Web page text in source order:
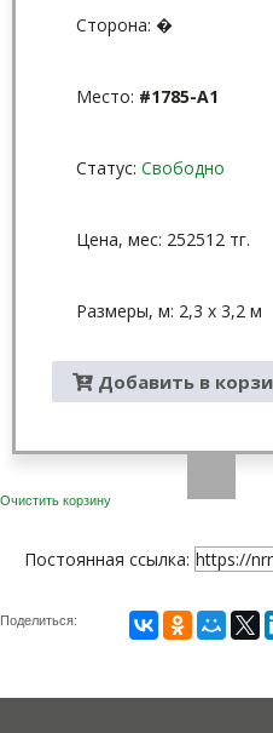
Сторона: �
Место: #1785-А1
Статус: Свободно
Цена, мес: 252512 тг.
Размеры, м: 2,3 х 3,2 м
Добавить в
Очистить корзину
Постоянная ссылка: https://
Поделиться: